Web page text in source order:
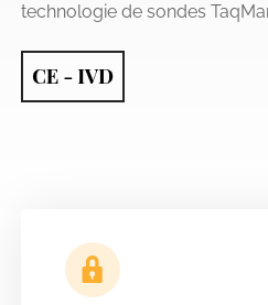
technologie de sondes